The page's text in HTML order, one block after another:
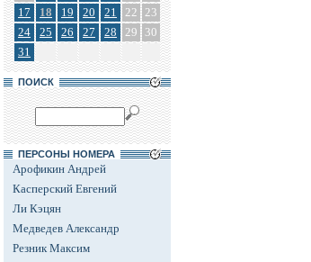
17
18 19 20 21 22 23
24
25 26 27 28 29
30
31
ПОИСК
ПЕРСОНЫ НОМЕРА
Арофикин Андрей
Касперский Евгений
Ли Кэцян
Медведев Александр
Резник Максим